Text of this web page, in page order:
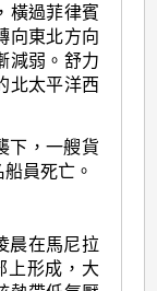
橫過菲律賓
向東北方向
減弱。舒力
北太平洋西
下，一艘貨
員死亡。
晨在馬尼拉
上形成，大